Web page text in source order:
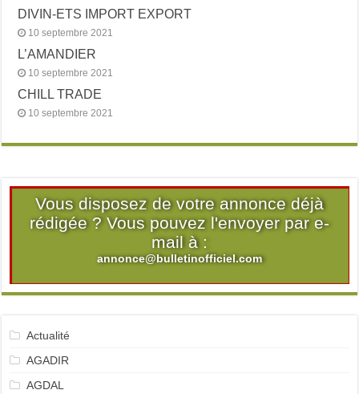
DIVIN-ETS IMPORT EXPORT
10 septembre 2021
L’AMANDIER
10 septembre 2021
CHILL TRADE
10 septembre 2021
Vous disposez de votre annonce déjà
rédigée ? Vous pouvez l'envoyer par e-
mail à :
annonce@bulletinofficiel.com
Actualité
AGADIR
AGDAL